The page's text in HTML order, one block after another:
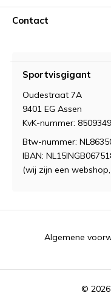
Contact
Sportvisgigant
Oudestraat 7A
9401 EG Assen
KvK-nummer:
Btw-nummer:
IBAN:
(wij zijn een
©
Algemene